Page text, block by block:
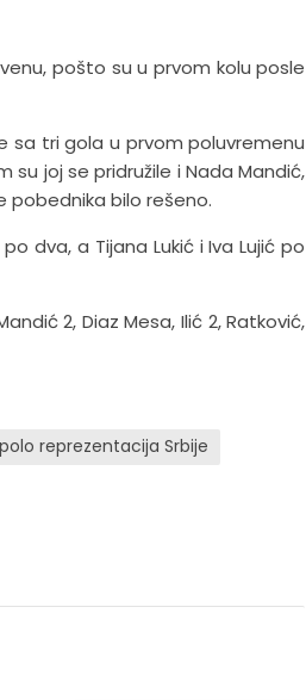
pošto su u prvom kolu posle
sa tri gola u prvom poluvremenu
su joj se pridružile i Nada Mandić,
pobednika bilo rešeno.
dva, a Tijana Lukić i Iva Lujić po
2, Diaz Mesa, Ilić 2, Ratković,
reprezentacija Srbije